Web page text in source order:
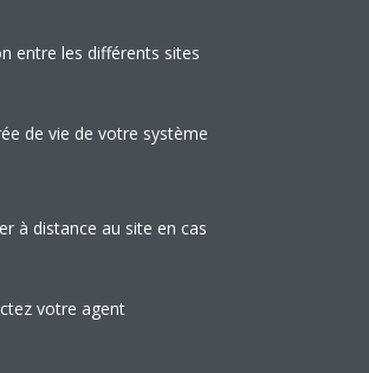
entre les différents sites
de vie de votre système
à distance au site en cas
votre agent